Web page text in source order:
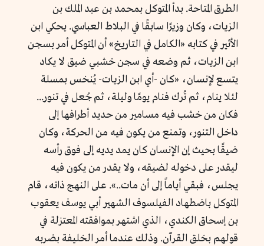
الطرق المتاحة. بدأ المتوكل بمحمد بن عبد الملك بن
الزيات، وكان وزيرًا سابقًا في البلاط العباسي. يحكي ابن
الأثير في كتابه «الكامل في التاريخ» أن المتوكل أمر بسجن
ابن الزيات، ثم وضعه في سجن خشبي ضيق لا يكاد
يتسع لإنسان، «كان -أي ابن الزيات- يُنخس بمسلة
لئلا ينام، ثم تُرك فنام يومًا وليلة، ثم جُعل في تنور...
فكان من خشب فيه مسامير من حديد أطرافها إلى
داخل التنور، وتمنع من يكون فيه من الحركة، وكان
ضيقًا بحيث إن الإنسان كان يمد يديه إلى فوق رأسه
ليقدر على دخوله لضيقه، ولا يقدر من يكون فيه
يجلس، فبقي أياماً إلى أن مات..». على النهج ذاته، قام
المتوكل باضطهاد الفيلسوف الشهير أبي يوسف يعقوب
بن إسحاق الكندي، الذي اشتهر بموافقته المعتزلة في
قولهم بخلق القرآن. وذلك عندما أمر الخليفة بضربه